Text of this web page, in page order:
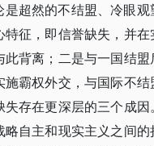
超然的不结盟、冷眼
征，即信誉缺失，并
背离；二是与一国结
霸权外交，与国际不
存在更深层的三个成
自主和现实主义之间